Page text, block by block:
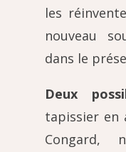
les
nouveau
dans le
Deux
tapissier en
Congard,